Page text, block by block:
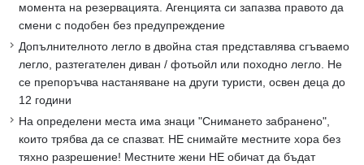
момента на резервацията. Агенцията си запазва правото да
смени с подобен без предупреждение
Допълнителното легло в двойна стая представлява сгъваемо
легло, разтегателен диван / фотьойл или походно легло. Не
се препоръчва настаняване на други туристи, освен деца до
12 години
На определени места има знаци "Снимането забранено",
които трябва да се спазват. НЕ снимайте местните хора без
тяхно разрешение! Местните жени НЕ обичат да бъдат